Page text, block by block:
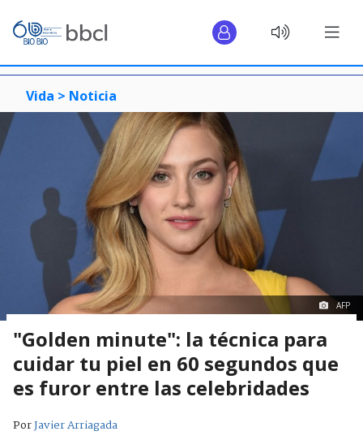
Vida > Noticia
AFP
"Golden minute": la técnica para
cuidar tu piel en 60 segundos que
es furor entre las celebridades
PorJavier Arriagada